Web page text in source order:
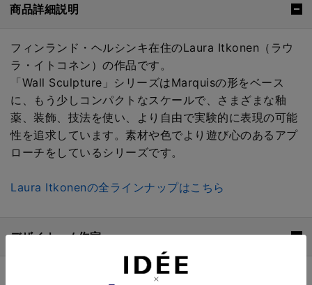
商品詳細説明
フィンランド・ヘルシンキ在住のLaura Itkonen（ラウ
ラ・イトコネン）の作品です。
「Wall Sculpture」シリーズはMarquisの形をベース
に、もう少しコンパクトなスケールで、さまざまな釉
薬、装飾、技法を使い、より自由で実験的に表現の可能
性を追求しています。素材や色でより遊び心のあるアプ
ローチをしているシリーズです。
Laura Itkonenの全ラインナップはこちら
デザイナー / 作家
Laura Itkonen（ラウラ・イトコネン）